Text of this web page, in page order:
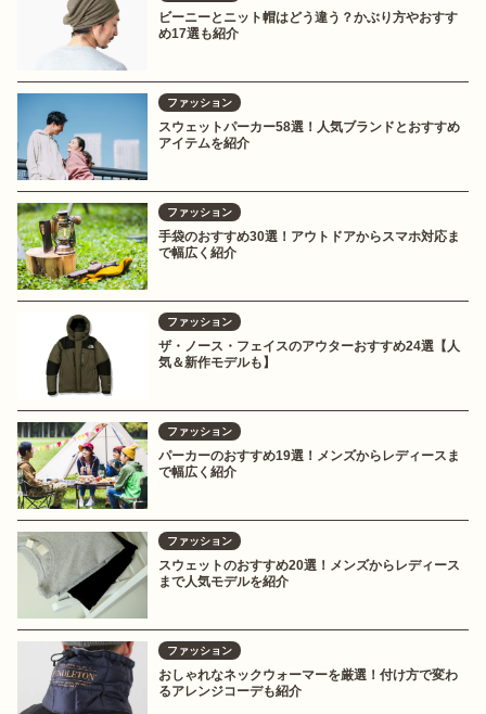
ビーニーとニット帽はどう違う？かぶり方やおすす
め17選も紹介
ファッション
スウェットパーカー58選！人気ブランドとおすすめ
アイテムを紹介
ファッション
手袋のおすすめ30選！アウトドアからスマホ対応ま
で幅広く紹介
ファッション
ザ・ノース・フェイスのアウターおすすめ24選【人
気＆新作モデルも】
ファッション
パーカーのおすすめ19選！メンズからレディースま
で幅広く紹介
ファッション
スウェットのおすすめ20選！メンズからレディース
まで人気モデルを紹介
ファッション
おしゃれなネックウォーマーを厳選！付け方で変わ
るアレンジコーデも紹介